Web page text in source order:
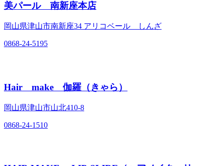
美パール 南新座本店
岡山県津山市南新座34 アリコベール しんざ
0868-24-5195
Hair make 伽羅（きゃら）
岡山県津山市山北410‐8
0868-24-1510